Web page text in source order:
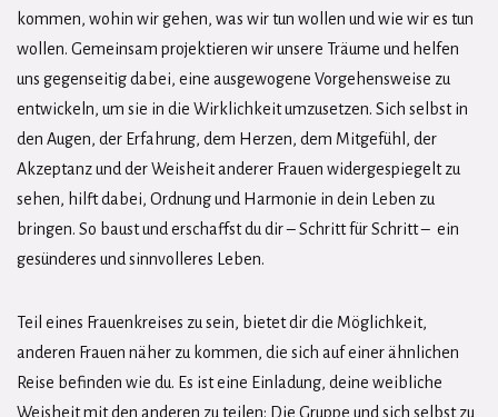
kommen, wohin wir gehen, was wir tun wollen und wie wir es tun
wollen. Gemeinsam projektieren wir unsere Träume und helfen
uns gegenseitig dabei, eine ausgewogene Vorgehensweise zu
entwickeln, um sie in die Wirklichkeit umzusetzen. Sich selbst in
den Augen, der Erfahrung, dem Herzen, dem Mitgefühl, der
Akzeptanz und der Weisheit anderer Frauen widergespiegelt zu
sehen, hilft dabei, Ordnung und Harmonie in dein Leben zu
bringen. So baust und erschaffst du dir – Schritt für Schritt – ein
gesünderes und sinnvolleres Leben.
Teil eines Frauenkreises zu sein, bietet dir die Möglichkeit,
anderen Frauen näher zu kommen, die sich auf einer ähnlichen
Reise befinden wie du. Es ist eine Einladung, deine weibliche
Weisheit mit den anderen zu teilen; Die Gruppe und sich selbst zu